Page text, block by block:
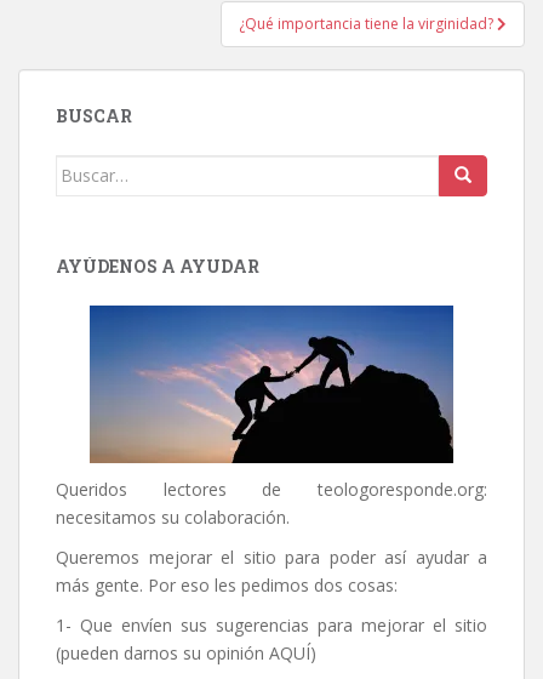
¿Qué importancia tiene la virginidad?
BUSCAR
Buscar:
AYÚDENOS A AYUDAR
Queridos lectores de teologoresponde.org:
necesitamos su colaboración.
Queremos mejorar el sitio para poder así ayudar a
más gente. Por eso les pedimos dos cosas:
1- Que envíen sus sugerencias para mejorar el sitio
(pueden darnos su opinión AQUÍ)